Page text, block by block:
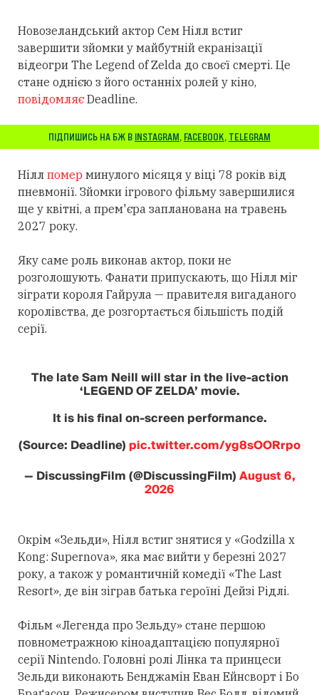
Новозеландський актор Сем Нілл встиг
завершити зйомки у майбутній екранізації
відеогри The Legend of Zelda до своєї смерті. Це
стане однією з його останніх ролей у кіно,
повідомляєDeadline.
ПІДПИШИСЬ НА БЖ В INSTAGRAM, FACEBOOK, TELEGRAM
Нілл помер минулого місяця у віці 78 років від
пневмонії. Зйомки ігрового фільму завершилися
ще у квітні, а прем'єра запланована на травень
2027 року.
Яку саме роль виконав актор, поки не
розголошують. Фанати припускають, що Нілл міг
зіграти короля Гайрула — правителя вигаданого
королівства, де розгортається більшість подій
серії.
The late Sam Neill will star in the live-action
‘LEGEND OF ZELDA’ movie.
It is his final on-screen performance.
(Source: Deadline) pic.twitter.com/yg8sOORrpo
— DiscussingFilm (@DiscussingFilm)August 6,
2026
Окрім «Зельди», Нілл встиг знятися у «Godzilla x
Kong: Supernova», яка має вийти у березні 2027
року, а також у романтичній комедії «The Last
Resort», де він зіграв батька героїні Дейзі Рідлі.
Фільм «Легенда про Зельду» стане першою
повнометражною кіноадаптацією популярної
серії Nintendo. Головні ролі Лінка та принцеси
Зельди виконають Бенджамін Еван Ейнсворт і Бо